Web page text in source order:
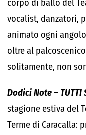
corpo di ballo del
vocalist, danzatori,
animato ogni
oltre al
solitamente, non
Dodici Note – TUTTI
stagione estiva del
Terme di Caracalla: